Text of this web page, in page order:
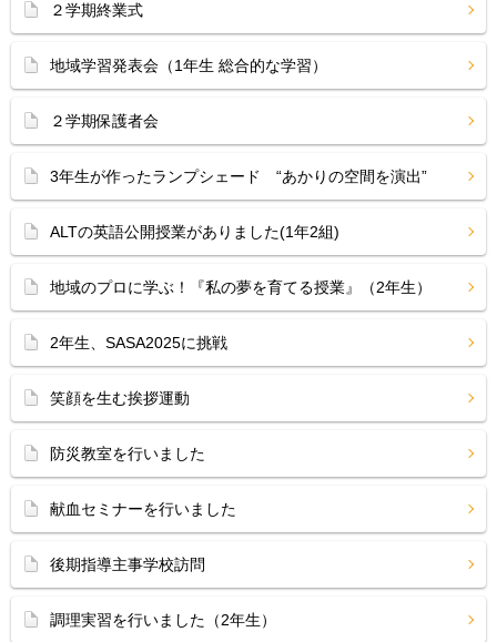
２学期終業式
地域学習発表会（1年生 総合的な学習）
２学期保護者会
3年生が作ったランプシェード “あかりの空間を演出”
ALTの英語公開授業がありました(1年2組)
地域のプロに学ぶ！『私の夢を育てる授業』（2年生）
2年生、SASA2025に挑戦
笑顔を生む挨拶運動
防災教室を行いました
献血セミナーを行いました
後期指導主事学校訪問
調理実習を行いました（2年生）